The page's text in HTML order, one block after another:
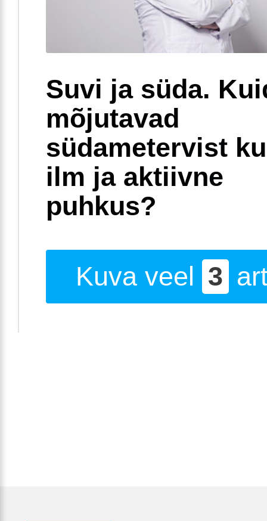
Suvi ja süda.
mõjutavad
südametervist
ilm ja aktiivne
puhkus?
Kuva veel 3